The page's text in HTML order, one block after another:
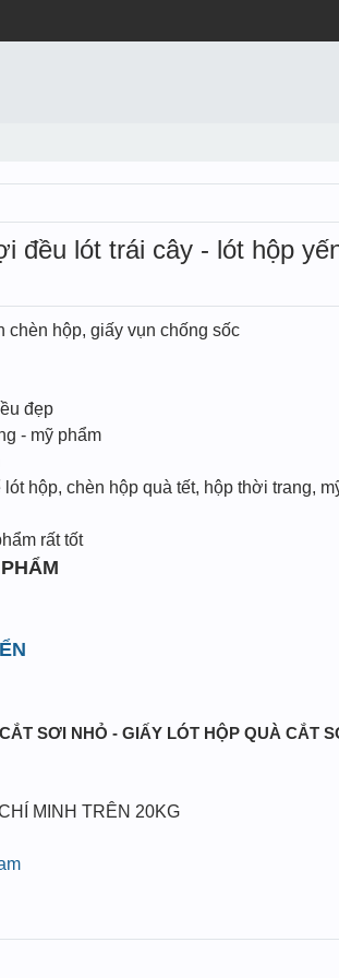
đều lót trái cây - lót hộp
chèn hộp, giấy vụn chống sốc
đẹp
- mỹ phẩm
hộp, chèn hộp quà tết, hộp thời trang,
rất tốt
SƠI NHỎ - GIẤY LÓT HỘP QUÀ CẮT
MINH TRÊN 20KG